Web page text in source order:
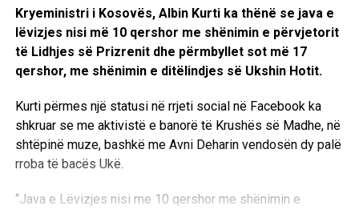
Kryeministri i Kosovës, Albin Kurti ka thënë se java e
lëvizjes nisi më 10 qershor me shënimin e përvjetorit
të Lidhjes së Prizrenit dhe përmbyllet sot më 17
qershor, me shënimin e ditëlindjes së Ukshin Hotit.
Kurti përmes një statusi në rrjeti social në Facebook ka
shkruar se me aktivistë e banorë të Krushës së Madhe, në
shtëpinë muze, bashkë me Avni Deharin vendosën dy palë
rroba të bacës Ukë.
“Java e Lëvizjes nisi me 10 qershor me shënimin e